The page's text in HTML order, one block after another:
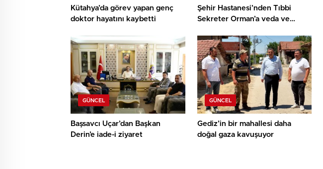
Kütahya’da görev yapan genç
doktor hayatını kaybetti
Şehir Hastanesi’nden Tıbbi
Sekreter Orman’a veda ve
GÜNCEL
Başsavcı Uçar’dan Başkan
Derin’e iade-i ziyaret
GÜNCEL
Gediz’in bir mahallesi daha
doğal gaza kavuşuyor